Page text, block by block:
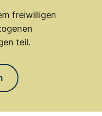
freiwilligen
teil.